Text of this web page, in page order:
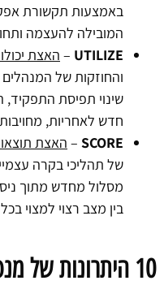
באמצעות תקשורת
המובילה להעצמה
UTILIZE
– האצת
והחוזקות של
שינוי תפיסת התפקיד,
חדש לאחריות,
SCORE
– האצת
של תהליכי בקרה
מסלול מחדש מתוך
בין מצב רצוי למצוי
10 היתרונות של מנטורים פנים ארגוניים